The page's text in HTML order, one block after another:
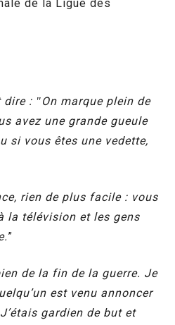
de la Ligue des
: ʺOn marque plein de
avez une grande gueule
si vous êtes une vedette,
rien de plus facile : vous
la télévision et les gens
”
de la fin de la guerre. Je
est venu annoncer
gardien de but et